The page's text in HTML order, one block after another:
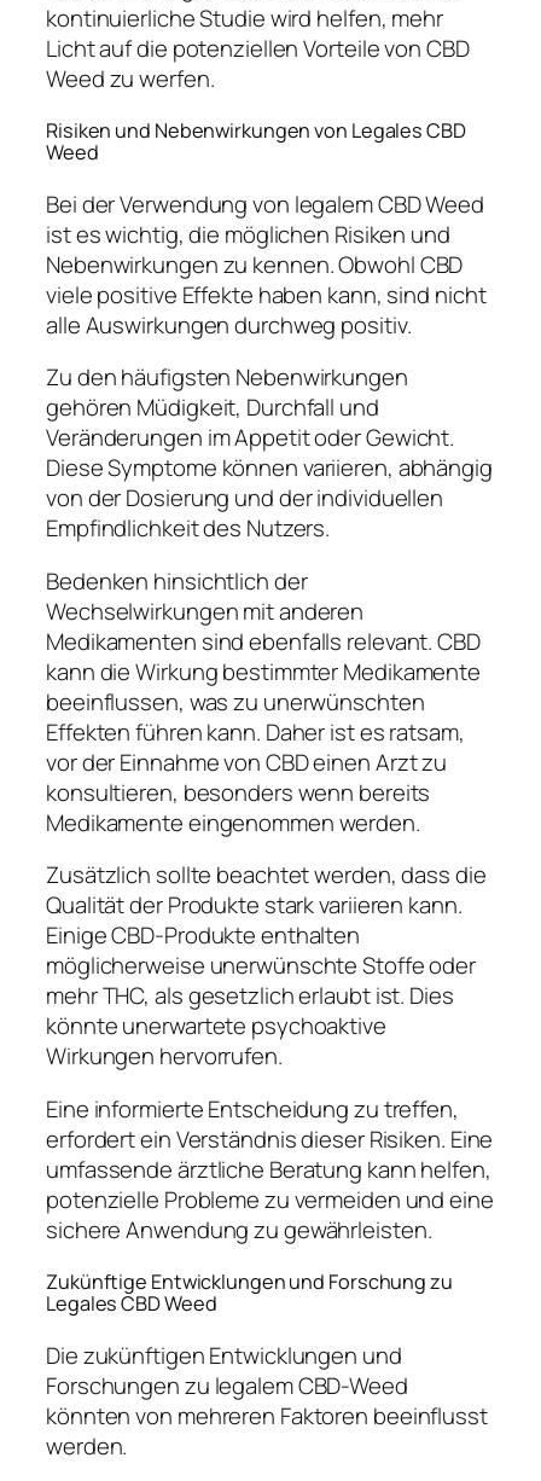
kontinuierliche Studie wird helfen, mehr
Licht auf die potenziellen Vorteile von CBD
Weed zu werfen.
Risiken und Nebenwirkungen von Legales CBD
Weed
Bei der Verwendung von legalem CBD Weed
ist es wichtig, die möglichen Risiken und
Nebenwirkungen zu kennen. Obwohl CBD
viele positive Effekte haben kann, sind nicht
alle Auswirkungen durchweg positiv.
Zu den häufigsten Nebenwirkungen
gehören Müdigkeit, Durchfall und
Veränderungen im Appetit oder Gewicht.
Diese Symptome können variieren, abhängig
von der Dosierung und der individuellen
Empfindlichkeit des Nutzers.
Bedenken hinsichtlich der
Wechselwirkungen mit anderen
Medikamenten sind ebenfalls relevant. CBD
kann die Wirkung bestimmter Medikamente
beeinflussen, was zu unerwünschten
Effekten führen kann. Daher ist es ratsam,
vor der Einnahme von CBD einen Arzt zu
konsultieren, besonders wenn bereits
Medikamente eingenommen werden.
Zusätzlich sollte beachtet werden, dass die
Qualität der Produkte stark variieren kann.
Einige CBD-Produkte enthalten
möglicherweise unerwünschte Stoffe oder
mehr THC, als gesetzlich erlaubt ist. Dies
könnte unerwartete psychoaktive
Wirkungen hervorrufen.
Eine informierte Entscheidung zu treffen,
erfordert ein Verständnis dieser Risiken. Eine
umfassende ärztliche Beratung kann helfen,
potenzielle Probleme zu vermeiden und eine
sichere Anwendung zu gewährleisten.
Zukünftige Entwicklungen und Forschung zu
Legales CBD Weed
Die zukünftigen Entwicklungen und
Forschungen zu legalem CBD-Weed
könnten von mehreren Faktoren beeinflusst
werden.